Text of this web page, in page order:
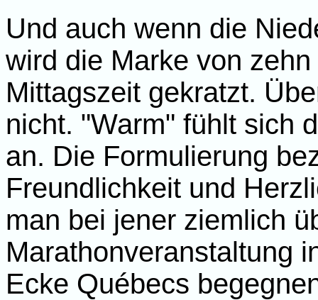
Und auch wenn die
wird die Marke von
Mittagszeit gekratzt.
nicht. "Warm" fühlt sich
an. Die Formulierung
Freundlichkeit und
man bei jener ziemlich
Marathonveranstaltung
Ecke Québecs